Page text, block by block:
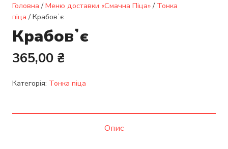
Головна / Меню доставки «Смачна Піца» / Тонка
піца / Крабовʼє
Крабовʼє
365,00 ₴
Категорія: Тонка піца
Опис